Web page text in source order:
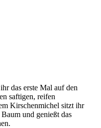
das erste Mal auf den
saftigen, reifen
Kirschenmichel sitzt ihr
und genießt das